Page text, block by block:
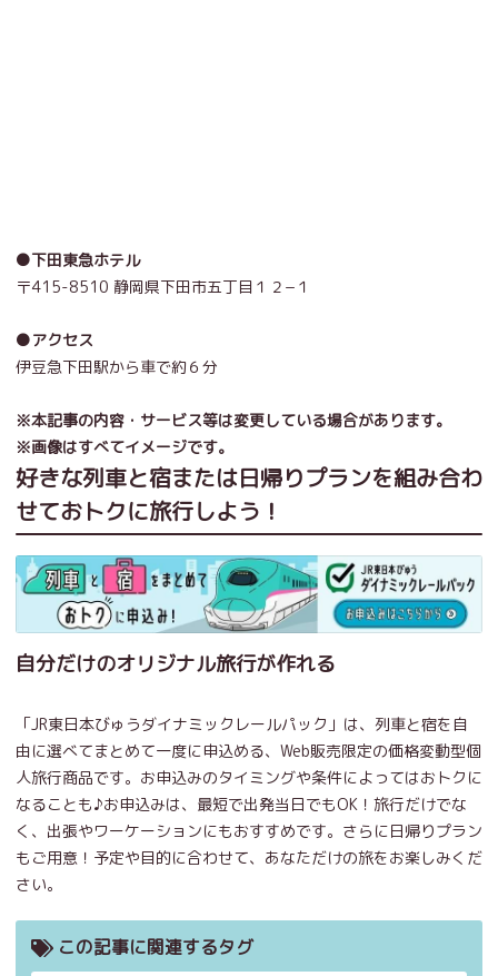
●下田東急ホテル
〒415-8510 静岡県下田市五丁目１２−１
●アクセス
伊豆急下田駅から車で約６分
※本記事の内容・サービス等は変更している場合があります。
※画像はすべてイメージです。
好きな列車と宿または日帰りプランを組み合わ
せておトクに旅行しよう！
自分だけのオリジナル旅行が作れる
「JR東日本びゅうダイナミックレールパック」は、列車と宿を自
由に選べてまとめて一度に申込める、Web販売限定の価格変動型個
人旅行商品です。お申込みのタイミングや条件によってはおトクに
なることも♪お申込みは、最短で出発当日でもOK！旅行だけでな
く、出張やワーケーションにもおすすめです。さらに日帰りプラン
もご用意！予定や目的に合わせて、あなただけの旅をお楽しみくだ
さい。
この記事に関連するタグ